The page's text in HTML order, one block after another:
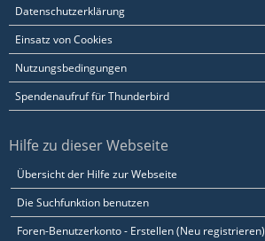
Datenschutzerklärung
Einsatz von Cookies
Nutzungsbedingungen
Spendenaufruf für Thunderbird
Hilfe zu dieser Webseite
Übersicht der Hilfe zur Webseite
Die Suchfunktion benutzen
Foren-Benutzerkonto - Erstellen (Neu registrieren)